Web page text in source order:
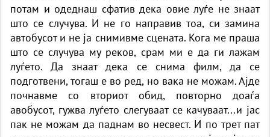
потам и одеднаш сфатив дека овие луѓе не знаат
што се случува. И не го направив тоа, си замина
автобусот и не ја снимивме сцената. Кога ме праша
што се случува му реков, срам ми е да ги лажам
луѓето. Да знаат дека се снима филм, да се
подготвени, тогаш е во ред, но вака не можам. Ајде
почнавме со вториот обид, повторно доаѓа
авобусот, гужва луѓето слегуваат се качуваат...и јас
пак не можам да паднам во несвест. И по трет пат